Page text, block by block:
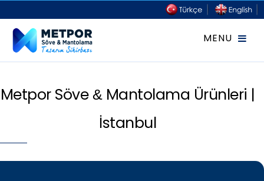
Metpor Söve& Mantolama Ürünleri |
İstanbul